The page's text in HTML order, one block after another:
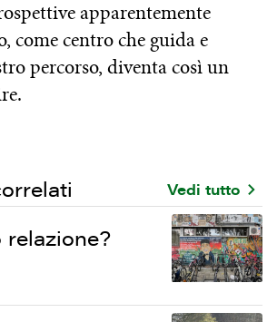
apparentemente
come centro che guida e
percorso, diventa così un
Vedi tutto
relazione?